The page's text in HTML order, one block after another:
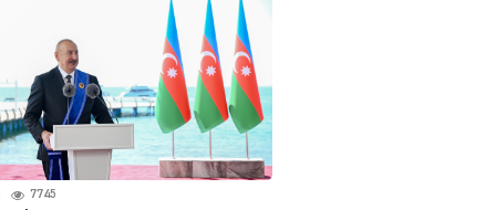
5492
Rusiya-Ukrayna
münaqişəsinin həllində
irəliləyiş var – Tramp
07.08.2026 5503
7745